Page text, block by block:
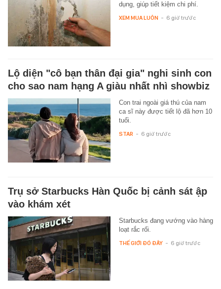
dụng, giúp tiết kiệm chi phí.
XEM MUA LUÔN - 6 giờ trước
Lộ diện "cô bạn thân đại gia" nghi sinh con
cho sao nam hạng A giàu nhất nhì showbiz
Con trai ngoài giá thú của nam
ca sĩ này được tiết lộ đã hơn 10
tuổi.
STAR - 6 giờ trước
Trụ sở Starbucks Hàn Quốc bị cảnh sát ập
vào khám xét
Starbucks đang vướng vào hàng
loạt rắc rối.
THẾ GIỚI ĐÓ ĐÂY - 6 giờ trước